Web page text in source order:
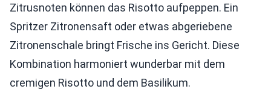
Zitrusnoten können das Risotto aufpeppen. Ein
Spritzer Zitronensaft oder etwas abgeriebene
Zitronenschale bringt Frische ins Gericht. Diese
Kombination harmoniert wunderbar mit dem
cremigen Risotto und dem Basilikum.